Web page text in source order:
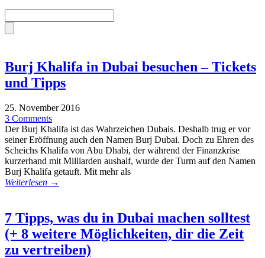
Burj Khalifa in Dubai besuchen – Tickets
und Tipps
25. November 2016
3 Comments
Der Burj Khalifa ist das Wahrzeichen Dubais. Deshalb trug er vor
seiner Eröffnung auch den Namen Burj Dubai. Doch zu Ehren des
Scheichs Khalifa von Abu Dhabi, der während der Finanzkrise
kurzerhand mit Milliarden aushalf, wurde der Turm auf den Namen
Burj Khalifa getauft. Mit mehr als
Weiterlesen →
7 Tipps, was du in Dubai machen solltest
(+ 8 weitere Möglichkeiten, dir die Zeit
zu vertreiben)